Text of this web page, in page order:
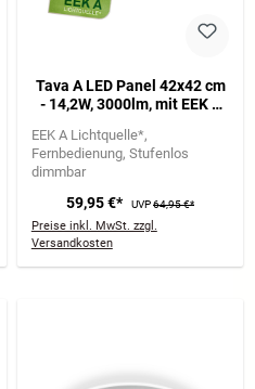
Tava A LED Panel 42x42 cm
- 14,2W, 3000lm, mit EEK A
Weiß
EEK A Lichtquelle*
Fernbedienung Stufenlos
dimmbar
59,95 €* UVP64,95 €*
Preise inkl. MwSt. zzgl.
Versandkosten